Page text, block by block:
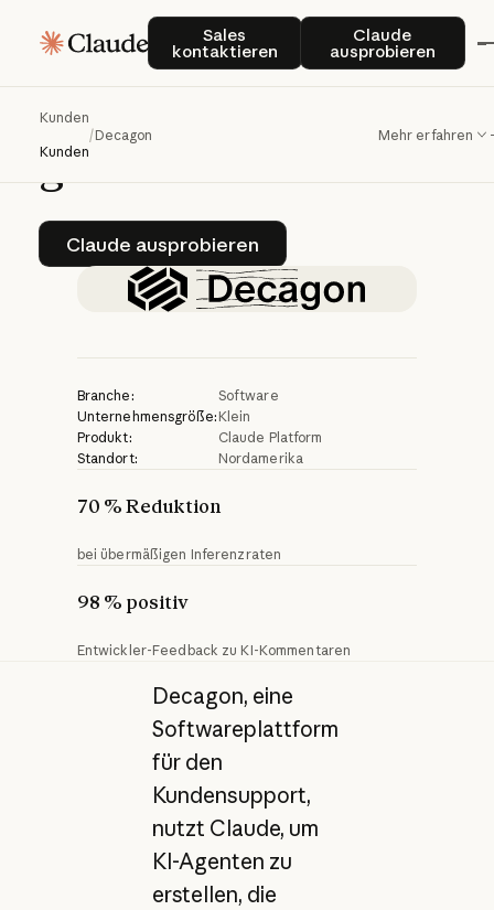
Sales
kontaktieren
Sales kontaktierenClaude
ausprobieren
Claude
Kunden
Kunden
/Decagon Mehr erfahren
Decagonbietetmit
Claudeerstklassigen
Kundendienst
großem
Claude ausprobieren
Claude ausprobieren
Branche:
Software
Unternehmensgröße: Klein
Produkt:
Claude Platform
Standort:
Nordamerika
70 % Reduktion
bei übermäßigen Inferenzraten
98 % positiv
Entwickler-Feedback zu KI-Kommentaren
Decagon, eine
Softwareplattform
für den
Kundensupport,
nutzt Claude, um
KI-Agenten zu
erstellen, die